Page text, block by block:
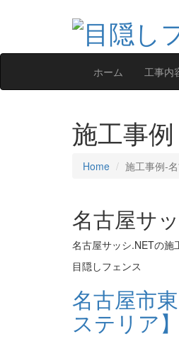
ホーム 工事内
施工事例
Home 施工事例‐
名古屋サ
名古屋サッシ.NETの施
目隠しフェンス
名古屋市
ステリア】